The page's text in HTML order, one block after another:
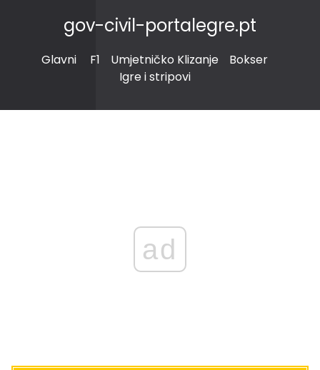
gov-civil-portalegre.pt
Glavni F1 Umjetničko Klizanje
Bokser
Igre i stripovi
ad